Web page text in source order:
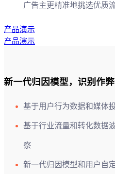
广告主更精准地挑选优质
产品演示
产品演示
新一代归因模型，识别作
基于用户行为数据和媒体
基于行业流量和转化数据
察
新一代归因模型和用户自